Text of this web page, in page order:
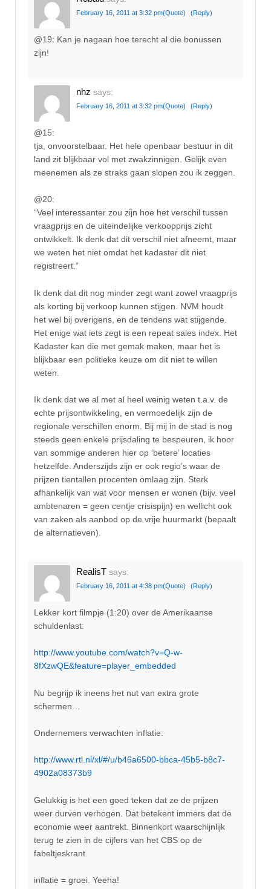
February 16, 2011 at 3:32 pm(Quote) (Reply)
@19: Kan je nagaan hoe terecht al die bonussen
zijn!
nhz says:
February 16, 2011 at 3:32 pm(Quote) (Reply)
@15:
tja, onvoorstelbaar. Het hele openbaar bestuur in dit
land zit blijkbaar vol met zwakzinnigen. Gelijk even
meenemen als ze straks gaan slopen zou ik zeggen.
@20:
“Veel interessanter zou zijn hoe het verschil tussen
vraagprijs en de uiteindelijke verkoopprijs zicht
ontwikkelt. Ik denk dat dit verschil niet afneemt, maar
we weten het niet omdat het kadaster dit niet
registreert.”
Ik denk dat dit nog minder zegt want zowel vraagprijs
als korting bij verkoop kunnen stijgen. NVM houdt
het wel bij overigens, en de tendens wat stijgende.
Het enige wat iets zegt is een repeat sales index. Het
Kadaster kan die met gemak maken, maar het is
blijkbaar een politieke keuze om dit niet te willen
weten.
Ik denk dat we al met al heel weinig weten t.a.v. de
echte prijsontwikkeling, en vermoedelijk zijn de
regionale verschillen enorm. Bij mij in de stad is nog
steeds geen enkele prijsdaling te bespeuren, ik hoor
van sommige anderen hier op ‘betere’ locaties
hetzelfde. Anderszijds zijn er ook regio’s waar de
prijzen tientallen procenten omlaag zijn. Sterk
afhankelijk van wat voor mensen er wonen (bijv. veel
ambtenaren = geen centje crisispijn) en wellicht ook
van zaken als aanbod op de vrije huurmarkt (bepaalt
de alternatieven).
RealisT says:
February 16, 2011 at 4:38 pm(Quote) (Reply)
Lekker kort filmpje (1:20) over de Amerikaanse
schuldenlast:
http://www.youtube.com/watch?v=Q-w-
8fXzwQE&feature=player_embedded
Nu begrijp ik ineens het nut van extra grote
schermen…
Ondernemers verwachten inflatie:
http://www.rtl.nl/xl/#/u/b46a6500-bbca-45b5-b8c7-
4902a08373b9
Gelukkig is het een goed teken dat ze de prijzen
weer durven verhogen. Dat betekent immers dat de
economie weer aantrekt. Binnenkort waarschijnlijk
terug te zien in de cijfers van het CBS op de
fabeltjeskrant.
inflatie = groei. Yeeha!